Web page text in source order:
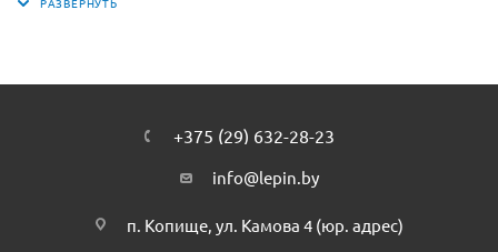
двух пассажирских мест и двух дверей. Идеальный
+375 (29) 632-28-23
info@lepin.by
п. Копище, ул. Камова 4 (юр. адрес)